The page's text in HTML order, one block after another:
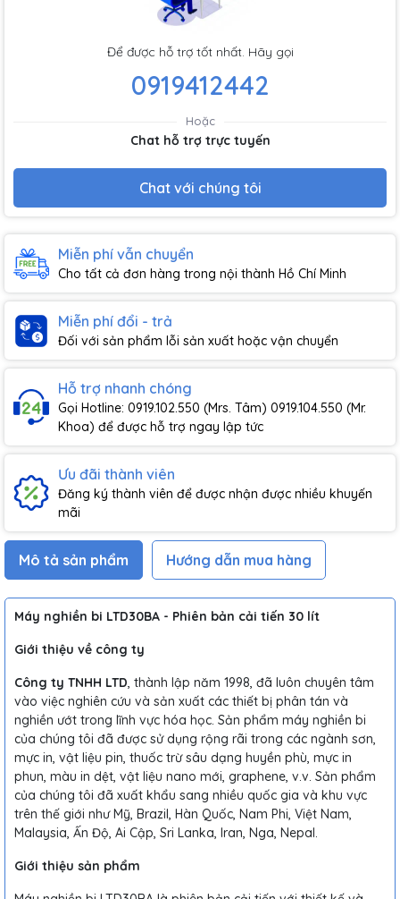
Để được hỗ trợ tốt nhất. Hãy gọi
0919412442
Hoặc
Chat hỗ trợ trực tuyến
Chat với chúng tôi
Miễn phí vẫn chuyển
Cho tất cả đơn hàng trong nội thành Hồ Chí Minh
Miễn phí đổi - trả
Đối với sản phẩm lỗi sản xuất hoặc vận chuyển
Hỗ trợ nhanh chóng
Gọi Hotline: 0919.102.550 (Mrs. Tâm) 0919.104.550 (Mr.
Khoa) để được hỗ trợ ngay lập tức
Ưu đãi thành viên
Đăng ký thành viên để được nhận được nhiều khuyến
mãi
Mô tả sản phẩm Hướng dẫn mua hàng
Máy nghiền bi LTD30BA - Phiên bản cải tiến 30 lít
Giới thiệu về công ty
Công ty TNHH LTD, thành lập năm 1998, đã luôn chuyên tâm
vào việc nghiên cứu và sản xuất các thiết bị phân tán và
nghiền ướt trong lĩnh vực hóa học. Sản phẩm máy nghiền bi
của chúng tôi đã được sử dụng rộng rãi trong các ngành sơn,
mực in, vật liệu pin, thuốc trừ sâu dạng huyền phù, mực in
phun, màu in dệt, vật liệu nano mới, graphene, v.v. Sản phẩm
của chúng tôi đã xuất khẩu sang nhiều quốc gia và khu vực
trên thế giới như Mỹ, Brazil, Hàn Quốc, Nam Phi, Việt Nam,
Malaysia, Ấn Độ, Ai Cập, Sri Lanka, Iran, Nga, Nepal.
Giới thiệu sản phẩm